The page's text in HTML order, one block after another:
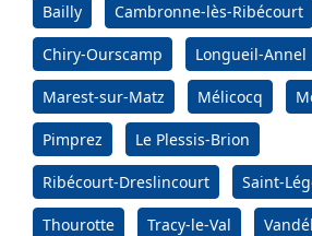
Bailly Cambronne-lès-Ribécourt
Chiry-Ourscamp Longueil-Annel
Marest-sur-Matz Mélicocq
Pimprez Le Plessis-Brion
Ribécourt-Dreslincourt Saint-
Thourotte Tracy-le-Val